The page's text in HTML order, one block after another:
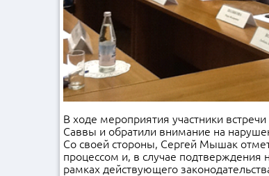
В ходе мероприятия участники
Саввы и обратили внимание на
Со своей стороны, Сергей Мышак
процессом и, в случае подтверждения
рамках действующего